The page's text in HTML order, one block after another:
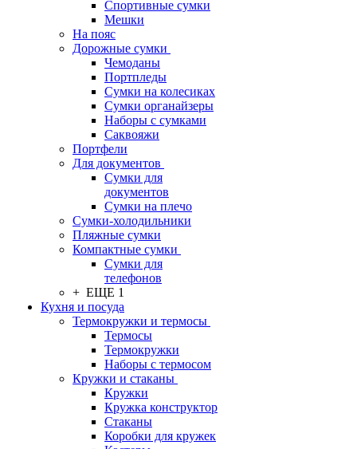
Спортивные сумки
Мешки
На пояс
Дорожные сумки
Чемоданы
Портпледы
Сумки на колесиках
Сумки органайзеры
Наборы с сумками
Саквояжи
Портфели
Для документов
Сумки для
документов
Сумки на плечо
Сумки-холодильники
Пляжные сумки
Компактные сумки
Сумки для
телефонов
+ ЕЩЕ 1
Кухня и посуда
Термокружки и термосы
Термосы
Термокружки
Наборы с термосом
Кружки и стаканы
Кружки
Кружка конструктор
Стаканы
Коробки для кружек